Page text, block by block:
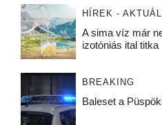
HÍREK -
A sima víz már
izotóniás ital titka
BREAKING
Baleset a